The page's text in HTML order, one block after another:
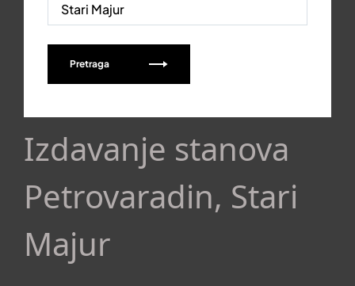
Stari Majur
Pretraga
Izdavanje stanova
Petrovaradin, Stari
Majur